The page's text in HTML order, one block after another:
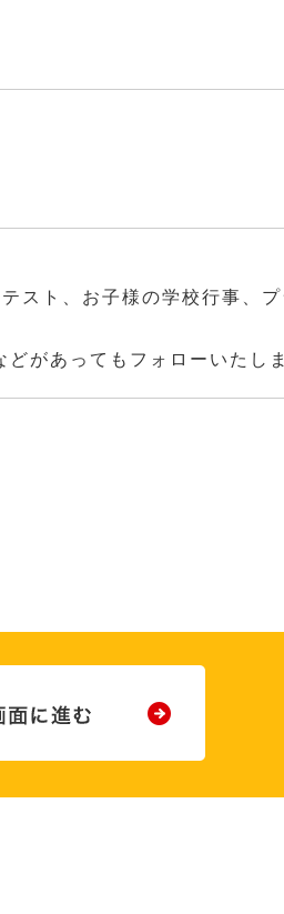
スト、お子様の学校行事、プ
があってもフォローいたし